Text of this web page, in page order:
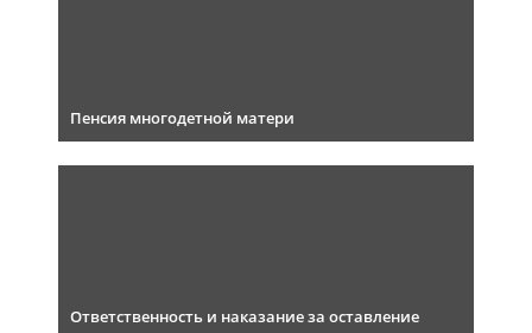
Пенсия многодетной матери
Ответственность и наказание за оставление